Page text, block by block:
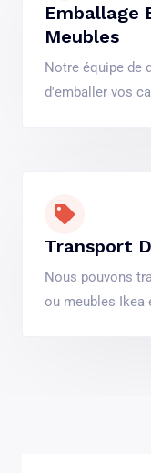
Emballage
Meubles
Notre équipe de
d'emballer vos
Transport
Nous pouvons
ou meubles Ikea